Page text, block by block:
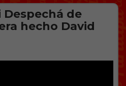
Despechá de
hecho David